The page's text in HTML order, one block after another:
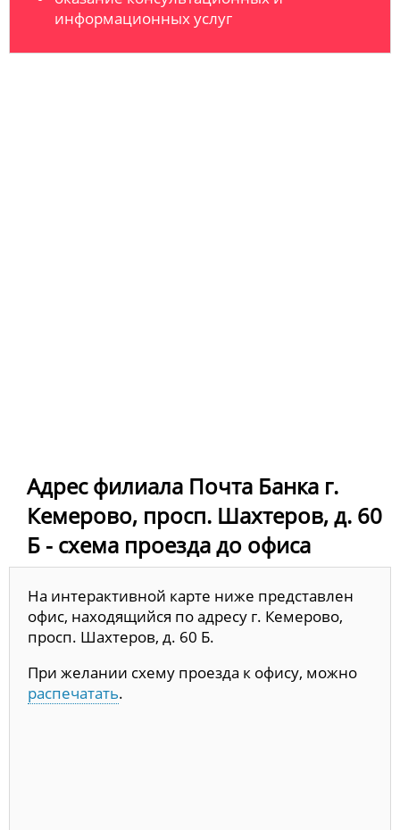
информационных услуг
Адрес филиала Почта Банка г.
Кемерово, просп. Шахтеров, д. 60
Б - схема проезда до офиса
На интерактивной карте ниже представлен
офис, находящийся по адресу г. Кемерово,
просп. Шахтеров, д. 60 Б.
При желании схему проезда к офису, можно
распечатать.